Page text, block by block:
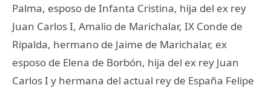
Palma, esposo de Infanta Cristina, hija del ex rey
Juan Carlos I, Amalio de Marichalar, IX Conde de
Ripalda, hermano de Jaime de Marichalar, ex
esposo de Elena de Borbón, hija del ex rey Juan
Carlos I y hermana del actual rey de España Felipe